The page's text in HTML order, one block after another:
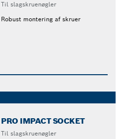
Til slagskruenøgler
Robust montering af skruer
PRO IMPACT SOCKET
Til slagskruenøgler